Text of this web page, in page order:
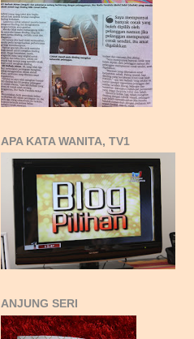
APA KATA WANITA, TV1
ANJUNG SERI